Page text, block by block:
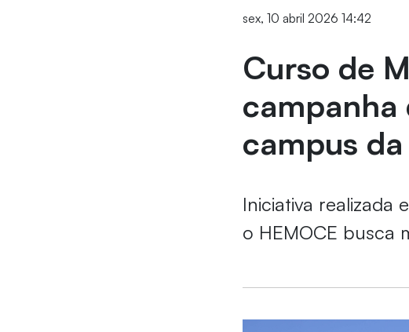
sex, 10 abril 2026 14:42
Curso de
campanha
campus
Iniciativa realizada
o HEMOCE busca